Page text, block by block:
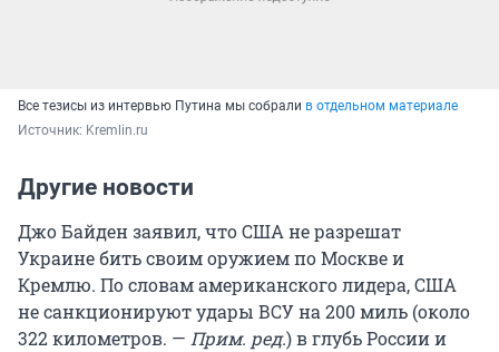
Все тезисы из интервью Путина мы собрали в отдельном материале
Источник: Kremlin.ru
Другие новости
Джо Байден заявил, что США не разрешат
Украине бить своим оружием по Москве и
Кремлю. По словам американского лидера, США
не санкционируют удары ВСУ на 200 миль (около
322 километров. — Прим. ред.) в глубь России и